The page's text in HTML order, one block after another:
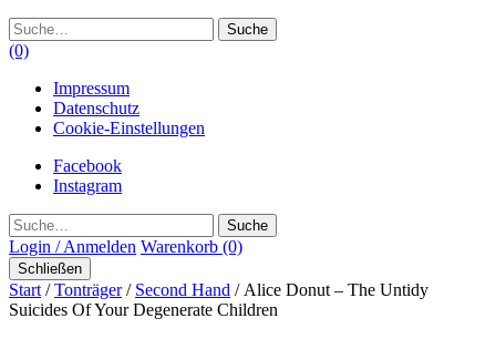
Suche
(0)
Impressum
Datenschutz
Cookie-Einstellungen
Facebook
Instagram
Suche
Login / Anmelden Warenkorb (0)
Schließen
Start /Tonträger/ Second Hand / Alice Donut ‎– The Untidy
Suicides Of Your Degenerate Children